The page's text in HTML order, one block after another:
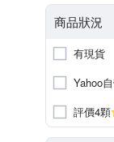
商品狀況
有現貨
Yahoo
評價4顆